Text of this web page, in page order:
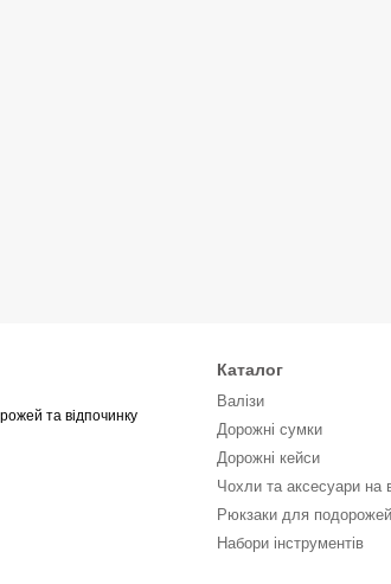
та відпочинку
Каталог
Валізи
Дорожні сумки
Дорожні кейси
Чохли та аксесуари на
Рюкзаки для подорожей
Набори інструментів